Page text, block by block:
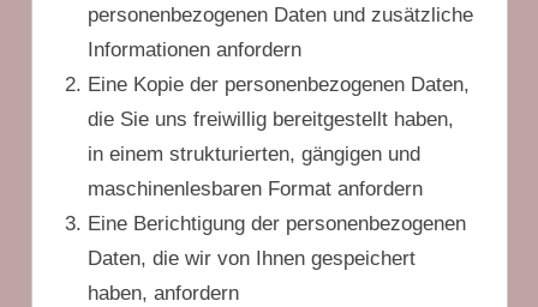
personenbezogenen Daten und zusätzliche
Informationen anfordern
Eine Kopie der personenbezogenen Daten,
die Sie uns freiwillig bereitgestellt haben,
in einem strukturierten, gängigen und
maschinenlesbaren Format anfordern
Eine Berichtigung der personenbezogenen
Daten, die wir von Ihnen gespeichert
haben, anfordern